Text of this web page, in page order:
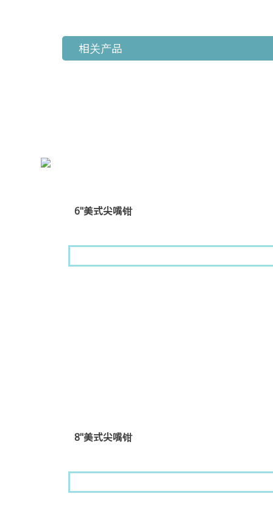
相关产品
6"美式尖嘴钳
8"美式尖嘴钳